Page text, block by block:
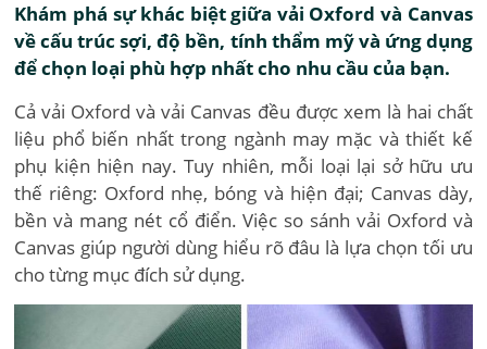
Khám phá sự khác biệt giữa vải Oxford và Canvas
về cấu trúc sợi, độ bền, tính thẩm mỹ và ứng dụng
để chọn loại phù hợp nhất cho nhu cầu của bạn.
Cả vải Oxford và vải Canvas đều được xem là hai chất
liệu phổ biến nhất trong ngành may mặc và thiết kế
phụ kiện hiện nay. Tuy nhiên, mỗi loại lại sở hữu ưu
thế riêng: Oxford nhẹ, bóng và hiện đại; Canvas dày,
bền và mang nét cổ điển. Việc so sánh vải Oxford và
Canvas giúp người dùng hiểu rõ đâu là lựa chọn tối ưu
cho từng mục đích sử dụng.